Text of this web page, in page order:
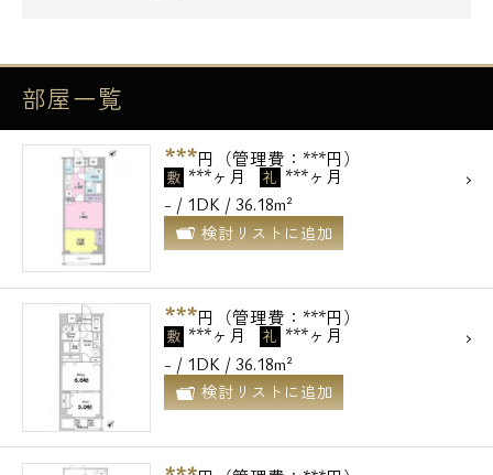
部屋一覧
***円（管理費：***円）
敷 ***ヶ月 礼 ***ヶ月
- / 1DK / 36.18m²
検討リストに追加
***円（管理費：***円）
敷 ***ヶ月 礼 ***ヶ月
- / 1DK / 36.18m²
検討リストに追加